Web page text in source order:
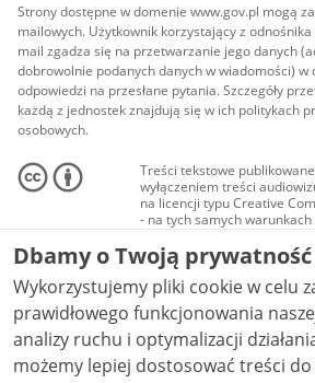
Strony dostępne w domenie www.gov.pl mogą
mailowych. Użytkownik korzystający z
mail zgadza się na przetwarzanie jego danych
dobrowolnie podanych danych w wiadomości) w
odpowiedzi na przesłane pytania. Szczegóły
każdą z jednostek znajdują się w ich politykach
osobowych.
Treści tekstowe
wyłączeniem treści
na licencji typu Creative
- na tych samych warunkach
Materiały audiowizualne, w
audio i wideo, są
Creative Commons: uznanie
niekomercyjne - bez utworów
NC-ND 4.0), o ile nie jest to
Dbamy o Twoją prywatność
Wykorzystujemy pliki cookie w celu
prawidłowego funkcjonowania
analizy ruchu i optymalizacji działania strony.
możemy lepiej dostosować treści